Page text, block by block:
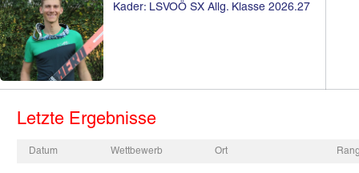
Kader: LSVOÖ SX Allg. Klasse 2026.27
Letzte Ergebnisse
Datum Wettbewerb Ort